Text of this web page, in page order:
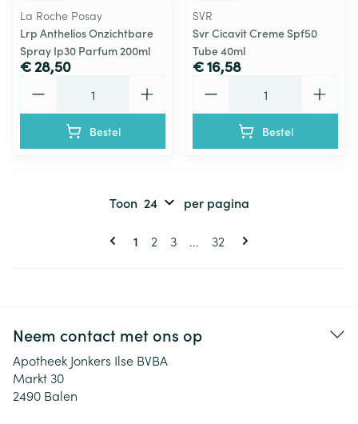
La Roche Posay
Lrp Anthelios Onzichtbare
Spray Ip30 Parfum 200ml
€ 28,50
Bestel
SVR
Svr Cicavit Creme Spf50
Tube 40ml
€ 16,58
Bestel
Pagina's
U lees momenteel pagina
1 Pagina
2 Pagina
3 ... Pagina
32
Toon per pagina
Neem contact met ons op
Apotheek Jonkers Ilse BVBA
Markt 30
2490 Balen